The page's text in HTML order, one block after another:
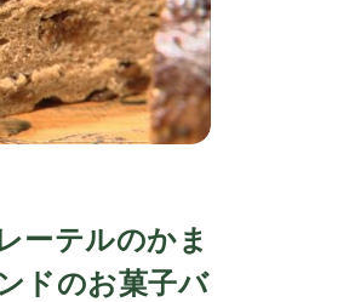
ーテルのかま
ドのお菓子バ